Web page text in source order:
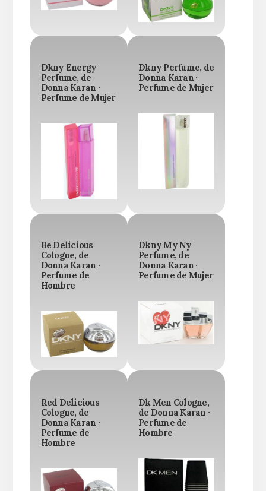
Dkny Energy
Perfume, de
Donna Karan ·
Perfume de Mujer
Dkny Perfume, de
Donna Karan ·
Perfume de Mujer
Be Delicious
Cologne, de
Donna Karan ·
Perfume de
Hombre
Dkny My Ny
Perfume, de
Donna Karan ·
Perfume de Mujer
Red Delicious
Cologne, de
Donna Karan ·
Perfume de
Hombre
Dk Men Cologne,
de Donna Karan ·
Perfume de
Hombre